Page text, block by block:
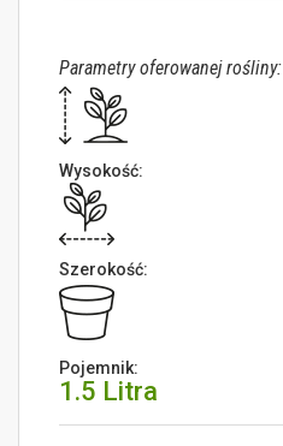
Parametry oferowanej rośliny:
Wysokość:
Szerokość:
Pojemnik:
1.5 Litra